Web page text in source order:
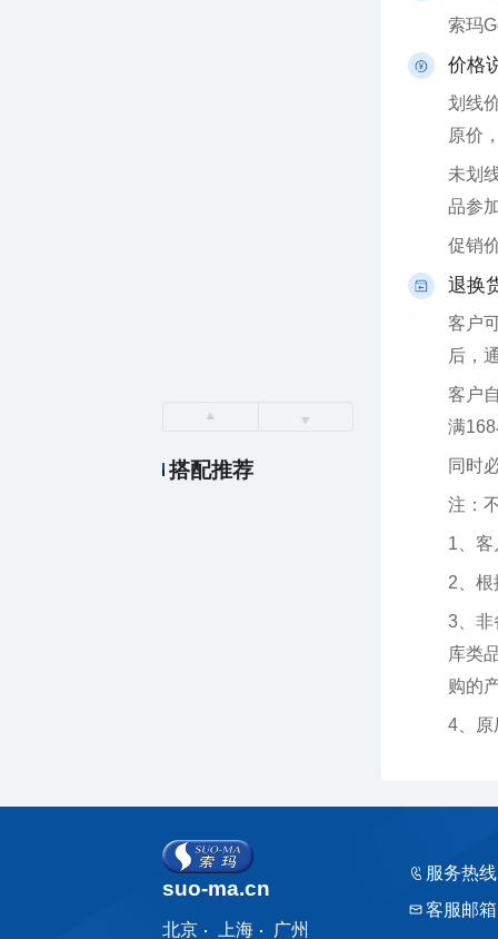
搭配推荐
索玛
价格
原价
品参
促销
退换
后，
满
同时
注：
1、
2、
购的
4、原
suo-ma.cn
北京 上海 广州
服务热
客服邮